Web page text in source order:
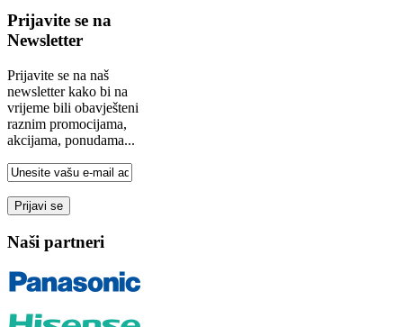
Prijavite se na
Newsletter
Prijavite se na naš
newsletter kako bi na
vrijeme bili obavješteni
raznim promocijama,
akcijama, ponudama...
Naši partneri